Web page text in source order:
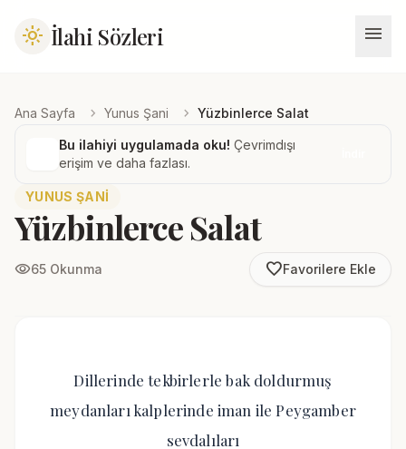
light_mode İlahi Sözleri menu
Ana Sayfa chevron_right Yunus Şani chevron_right Yüzbinlerce Salat
Bu ilahiyi uygulamada oku! Çevrimdışı
erişim ve daha fazlası.
YUNUS ŞANI
Yüzbinlerce Salat
visibility65 Okunma favorite_borderFavorilere Ekle
Dillerinde tekbirlerle bak doldurmuş
meydanları kalplerinde iman ile Peygamber
sevdalıları